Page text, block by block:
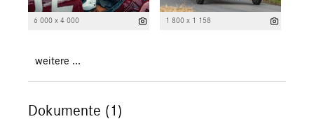
6 000 x 4 000 1 800 x 1 158
weitere ...
Dokumente (1)